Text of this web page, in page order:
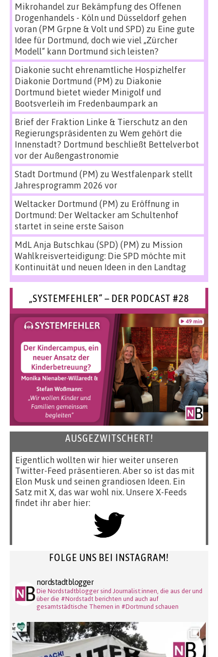
Mikrohandel zur Bekämpfung des Offenen
Drogenhandels - Köln und Düsseldorf gehen
voran (PM Grpne & Volt und SPD) zu Eine gute
Idee für Dortmund, doch wie viel „Zürcher
Modell“ kann Dortmund sich leisten?
Diakonie sucht ehrenamtliche Hospizhelfer
Diakonie Dortmund (PM) zu Diakonie
Dortmund bietet wieder Minigolf und
Bootsverleih im Fredenbaumpark an
Brief der Fraktion Linke & Tierschutz an den
Regierungspräsidenten zu Wem gehört die
Innenstadt? Dortmund beschließt Bettelverbot
vor der Außengastronomie
Stadt Dortmund (PM) zu Westfalenpark stellt
Jahresprogramm 2026 vor
Weltacker Dortmund (PM) zu Eröffnung in
Dortmund: Der Weltacker am Schultenhof
startet in seine erste Saison
MdL Anja Butschkau (SPD) (PM) zu Mission
Wahlkreisverteidigung: Die SPD möchte mit
Kontinuität und neuen Ideen in den Landtag
„SYSTEMFEHLER“ – DER PODCAST #28
AUSGEZWITSCHERT!
Eigentlich wollten wir hier weiter unseren
Twitter-Feed präsentieren. Aber so ist das mit
Elon Musk und seinen grandiosen Ideen. Ein
Satz mit X, das war wohl nix. Unsere X-Feeds
findet ihr aber hier:
FOLGE UNS BEI INSTAGRAM!
nordstadtblogger
Die Nordstadtblogger sind Journalist:innen, die aus der und
über die #Nordstadt berichten und auch auf
gesamtstädtische Themen in #Dortmund schauen